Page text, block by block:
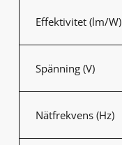
Effektivitet (lm/W)
Spänning (V)
Nätfrekvens (Hz)